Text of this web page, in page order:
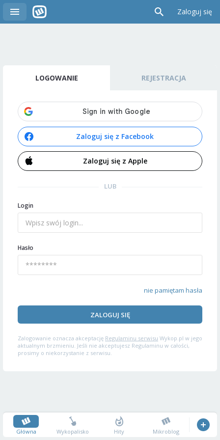
Zaloguj się
LOGOWANIE REJESTRACJA
Zaloguj się z Facebook
Zaloguj się z Apple
LUB
Login
Hasło
nie pamiętam hasła
ZALOGUJ SIĘ
Zalogowanie oznacza akceptację Regulaminu serwisu Wykop.pl w jego
aktualnym brzmieniu. Jeśli nie akceptujesz Regulaminu w całości,
prosimy o niekorzystanie z serwisu.
Główna Wykopalisko Hity Mikroblog